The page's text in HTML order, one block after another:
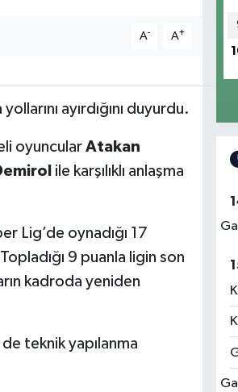
A- A+
ayırdığını duyurdu.
oyuncular Atakan
ile karşılıklı anlaşma
Lig’de oynadığı 17
9 puanla ligin son
kadroda yeniden
teknik yapılanma